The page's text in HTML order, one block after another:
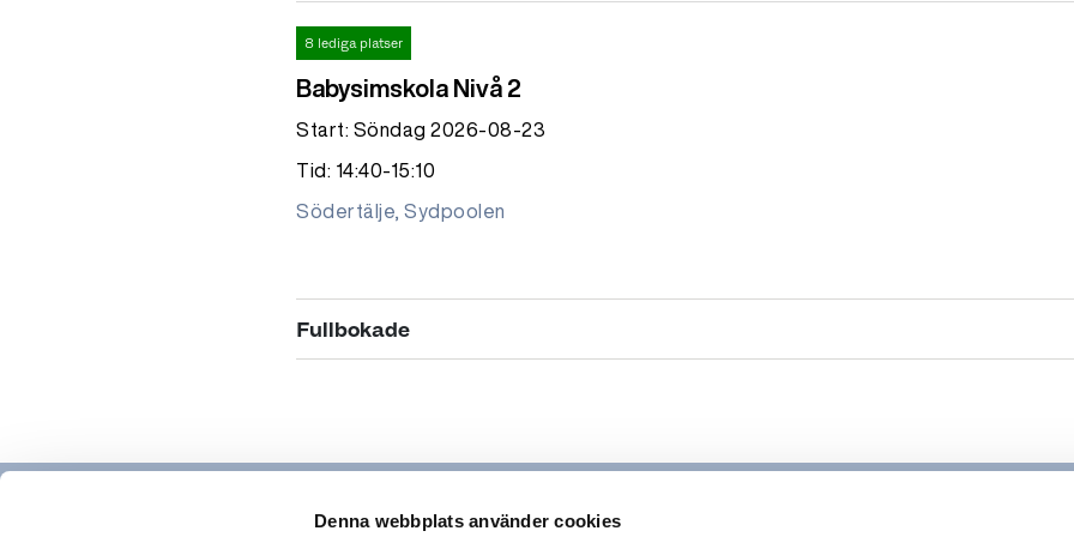
Denna webbplats använder cookies
8 lediga platser
Babysimskola Nivå 2
Start: Söndag 2026-08-23
Tid: 14:40-15:10
Södertälje, Sydpoolen
Fullbokade
Start: Onsdag 2026-08-19